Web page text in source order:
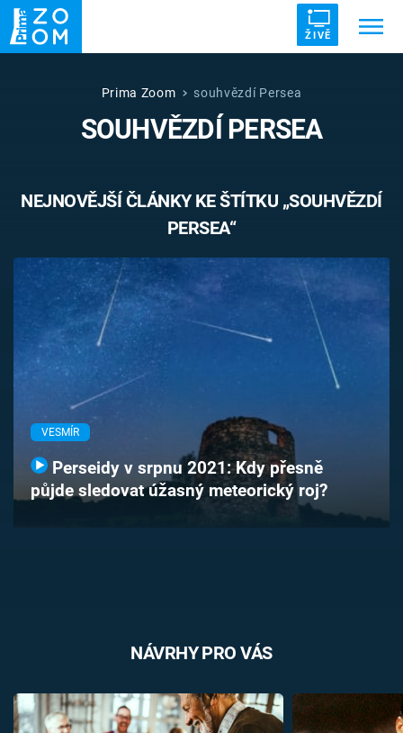
ŽIVĚ
ZRÁDCI UFO DRUHÁ SVĚTOVÁ VÁLKA
VETŘELCI DÁVNOVĚKU
Témata
Pořady
TV Program
Časopis
Sledujte prima+
Prima Zoom souhvězdí Persea
SOUHVĚZDÍ PERSEA
NEJNOVĚJŠÍ ČLÁNKY KE ŠTÍTKU „SOUHVĚZDÍ
PERSEA“
VESMÍR
Perseidy v srpnu 2021: Kdy přesně
půjde sledovat úžasný meteorický roj?
NÁVRHY PRO VÁS